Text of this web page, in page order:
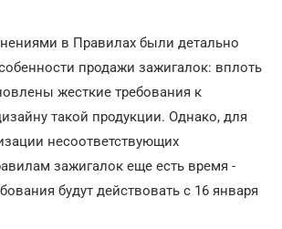
в Правилах были детально
продажи зажигалок: вплоть
жесткие требования к
такой продукции. Однако, для
несоответствующих
зажигалок еще есть время -
будут действовать с 16 января